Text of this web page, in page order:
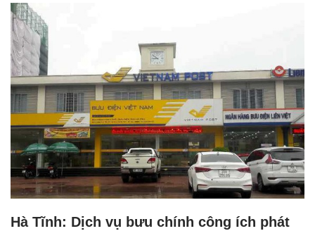
Hà Tĩnh: Dịch vụ bưu chính công ích phát